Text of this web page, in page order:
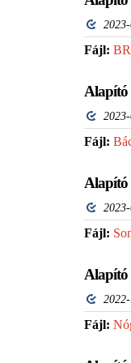
Fájl:
Fájl:
Fájl:
Fájl: